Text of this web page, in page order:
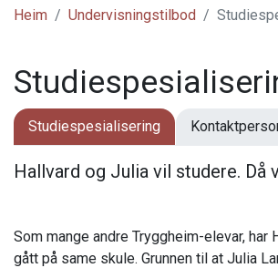
Heim Undervisningstilbod
Studiespesialisering
Hallvard og Julia vil studere. Då
Som mange andre Tryggheim-elevar,
gått på same skule. Grunnen til at Julia